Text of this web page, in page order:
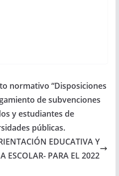
normativo “Disposiciones
de subvenciones
y estudiantes de
públicas.
EDUCATIVA Y
ESCOLAR- PARA EL 2022